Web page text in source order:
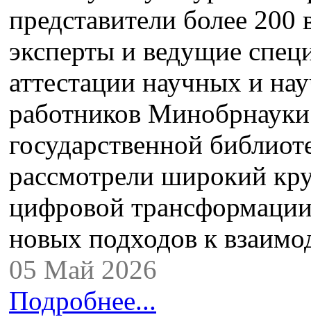
представители более 200
эксперты и ведущие
аттестации научных и
работников
государственной
рассмотрели широкий
цифровой
новых подходов к
05 Май 2026
Подробнее...